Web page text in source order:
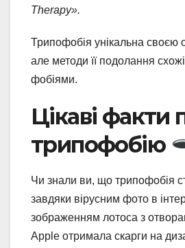
Therapy».
Трипофобія унікальна своєю
але методи її подолання
фобіями.
Цікаві факти
трипофобію
Чи знали ви, що трипофобія
завдяки вірусним фото в
зображенням лотоса з
Apple отримала скарги на